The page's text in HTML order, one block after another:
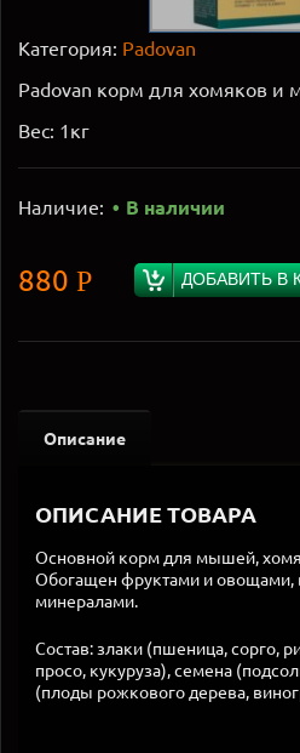
Категория: Padovan
Padovan корм для хомяков и
Вес: 1кг
Наличие: В наличии
880 Р ДОБАВИТЬ В
Описание
ОПИСАНИЕ ТОВАРА
Основной корм для мышей,
Обогащен фруктами и овощами,
минералами.
Состав: злаки (пшеница, сорго,
просо, кукуруза), семена
(плоды рожкового дерева,